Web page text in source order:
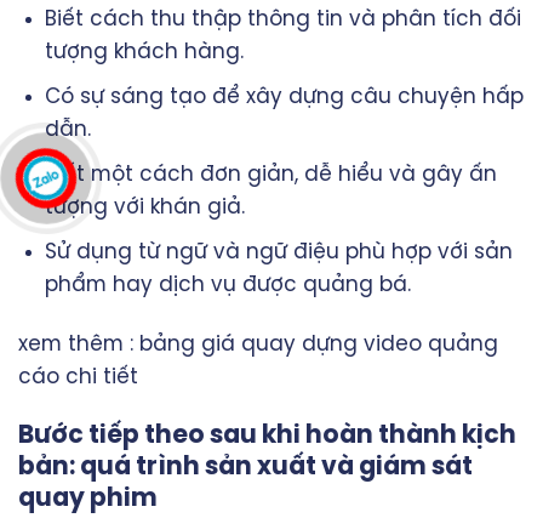
Biết cách thu thập thông tin và phân tích đối
tượng khách hàng.
Có sự sáng tạo để xây dựng câu chuyện hấp
dẫn.
Viết một cách đơn giản, dễ hiểu và gây ấn
tượng với khán giả.
Sử dụng từ ngữ và ngữ điệu phù hợp với sản
phẩm hay dịch vụ được quảng bá.
xem thêm : bảng giá quay dựng video quảng
cáo chi tiết
Bước tiếp theo sau khi hoàn thành kịch
bản: quá trình sản xuất và giám sát
quay phim